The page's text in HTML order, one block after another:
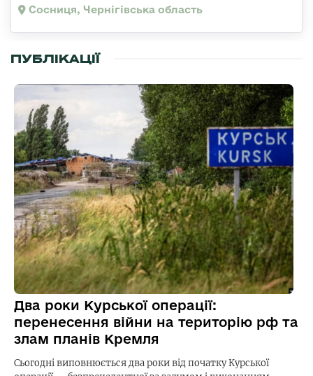
Сосниця, Чернігівська область
ПУБЛІКАЦІЇ
Два роки Курської операції:
перенесення війни на територію рф та
злам планів Кремля
Сьогодні виповнюється два роки від початку Курської